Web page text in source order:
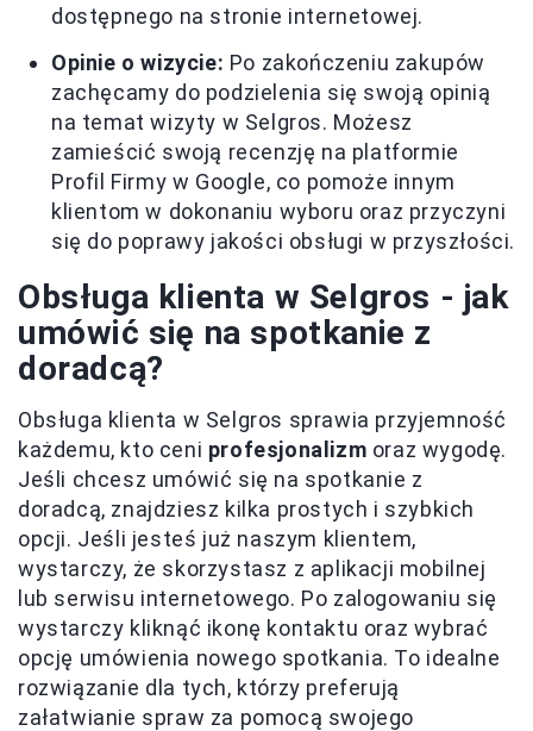
dostępnego na stronie internetowej.
Opinie o wizycie: Po zakończeniu zakupów
zachęcamy do podzielenia się swoją opinią
na temat wizyty w Selgros. Możesz
zamieścić swoją recenzję na platformie
Profil Firmy w Google, co pomoże innym
klientom w dokonaniu wyboru oraz przyczyni
się do poprawy jakości obsługi w przyszłości.
Obsługa klienta w Selgros - jak
umówić się na spotkanie z
doradcą?
Obsługa klienta w Selgros sprawia przyjemność
każdemu, kto ceni profesjonalizm oraz wygodę.
Jeśli chcesz umówić się na spotkanie z
doradcą, znajdziesz kilka prostych i szybkich
opcji. Jeśli jesteś już naszym klientem,
wystarczy, że skorzystasz z aplikacji mobilnej
lub serwisu internetowego. Po zalogowaniu się
wystarczy kliknąć ikonę kontaktu oraz wybrać
opcję umówienia nowego spotkania. To idealne
rozwiązanie dla tych, którzy preferują
załatwianie spraw za pomocą swojego